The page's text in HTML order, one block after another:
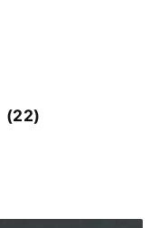
(22)